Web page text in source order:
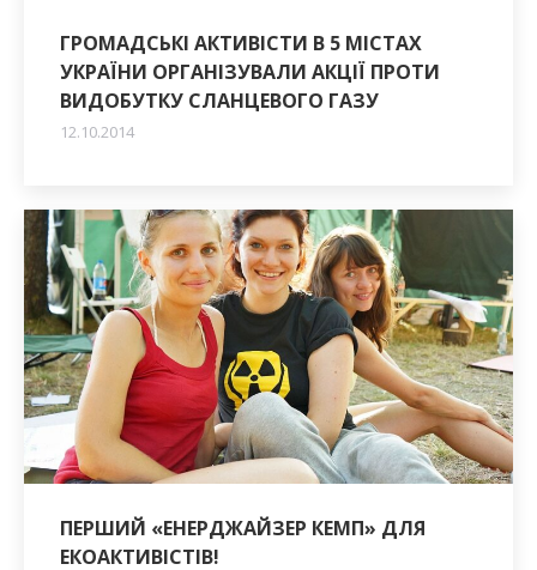
ГРОМАДСЬКІ АКТИВІСТИ В 5 МІСТАХ
УКРАЇНИ ОРГАНІЗУВАЛИ АКЦІЇ ПРОТИ
ВИДОБУТКУ СЛАНЦЕВОГО ГАЗУ
12.10.2014
ПЕРШИЙ «ЕНЕРДЖАЙЗЕР КЕМП» ДЛЯ
ЕКОАКТИВІСТІВ!